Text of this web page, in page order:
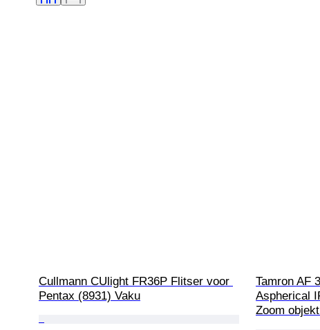
Cullmann CUlight FR36P Flitser voor
Pentax (8931) Vaku
Tamron AF
Aspherical
Zoom